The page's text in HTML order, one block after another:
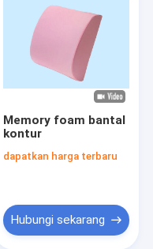
Memory foam bantal
kontur
dapatkan harga terbaru
Hubungi sekarang